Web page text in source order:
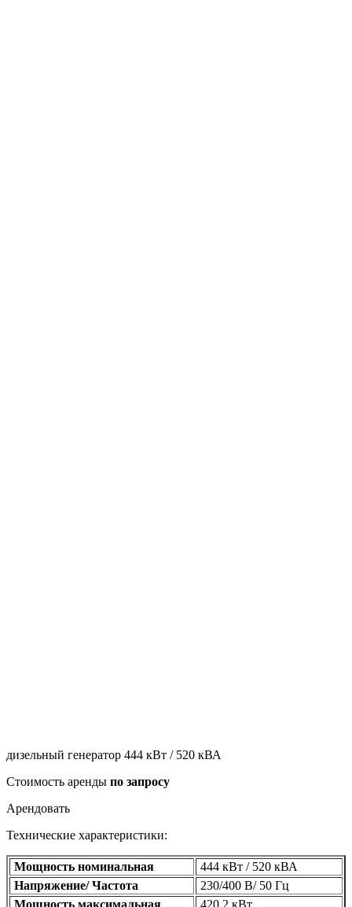
дизельный генератор 444 кВт / 520 кВА
Стоимость аренды по запросу
Арендовать
Технические характеристики:
Мощность номинальная 444 кВт / 520 кВА
Напряжение/ Частота
230/400 В/ 50 Гц
Мощность максимальная
420.2 кВт